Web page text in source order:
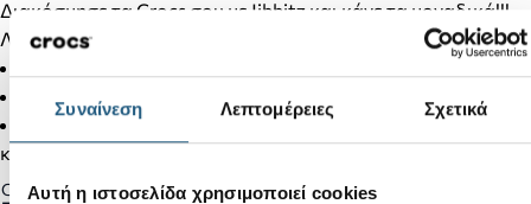
Συναίνεση Λεπτομέρειες Σχετικά
Αυτή η ιστοσελίδα χρησιμοποιεί cookies
Διακόσμησε τα Crocs σου με Jibbitz και κάνε τα μοναδικά!!!
Λεπτομέρειες Προϊόντος:
Δεν απευθύνεται σε παιδιά κάτω των 3 ετών.
Στα προϊόντα της κατηγορίας Jibbitz δεν γίνονται αλλαγές
και επιστροφές.
Gender: